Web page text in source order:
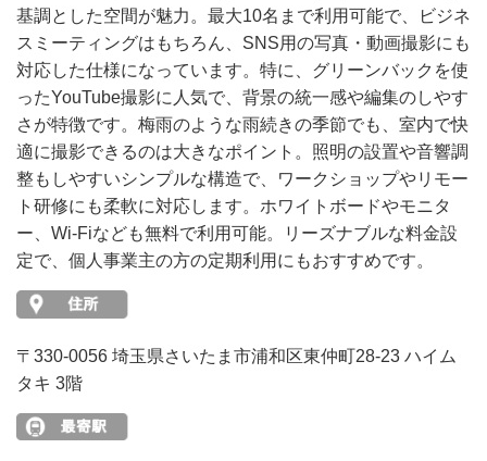
基調とした空間が魅力。最大10名まで利用可能で、ビジネ
スミーティングはもちろん、SNS用の写真・動画撮影にも
対応した仕様になっています。特に、グリーンバックを使
ったYouTube撮影に人気で、背景の統一感や編集のしやす
さが特徴です。梅雨のような雨続きの季節でも、室内で快
適に撮影できるのは大きなポイント。照明の設置や音響調
整もしやすいシンプルな構造で、ワークショップやリモー
ト研修にも柔軟に対応します。ホワイトボードやモニタ
ー、Wi-Fiなども無料で利用可能。リーズナブルな料金設
定で、個人事業主の方の定期利用にもおすすめです。
〒330-0056 埼玉県さいたま市浦和区東仲町28-23 ハイム
タキ 3階